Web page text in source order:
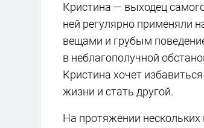
Кристина — выходец
ней регулярно применяли
вещами и грубым
в неблагополучной
Кристина хочет
жизни и стать другой.
На протяжении нескольких